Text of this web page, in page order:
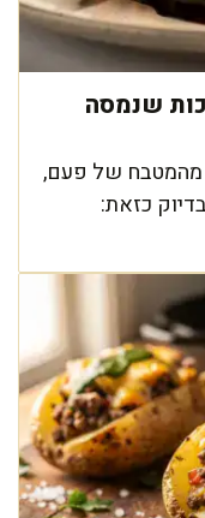
שנמסה
מהמטבח של פעם,
כזאת: